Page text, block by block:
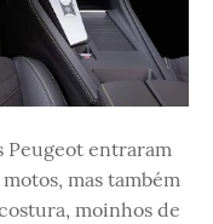
Peugeot entraram
mas também
moinhos de